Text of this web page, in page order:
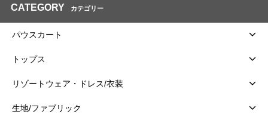
CATEGORY カテゴリー
パウスカート
トップス
リゾートウェア・ドレス/衣装
生地/ファブリック